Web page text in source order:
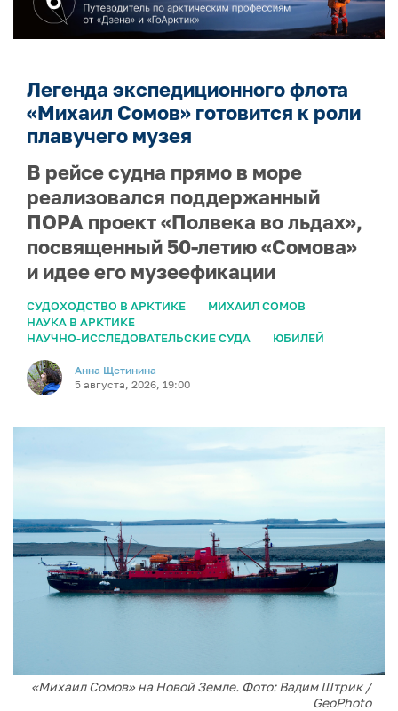
Легенда экспедиционного флота
«Михаил Сомов» готовится к роли
плавучего музея
В рейсе судна прямо в море
реализовался поддержанный
ПОРА проект «Полвека во льдах»,
посвященный 50-летию «Сомова»
и идее его музеефикации
СУДОХОДСТВО В АРКТИКЕ
МИХАИЛ СОМОВ
НАУКА В АРКТИКЕ
НАУЧНО-ИССЛЕДОВАТЕЛЬСКИЕ СУДА
ЮБИЛЕЙ
Анна Щетинина
5 августа, 2026, 19:00
«Михаил Сомов» на Новой Земле. Фото: Вадим Штрик /
GeoPhoto